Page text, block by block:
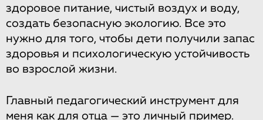
здоровое питание, чистый воздух и воду,
создать безопасную экологию. Все это
нужно для того, чтобы дети получили запас
здоровья и психологическую устойчивость
во взрослой жизни.
Главный педагогический инструмент для
меня как для отца — это личный пример.